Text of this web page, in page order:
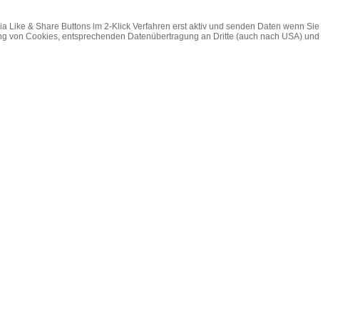
& Share Buttons im 2-Klick Verfahren erst aktiv und senden Daten wenn Sie
von Cookies, entsprechenden Datenübertragung an Dritte (auch nach USA) und